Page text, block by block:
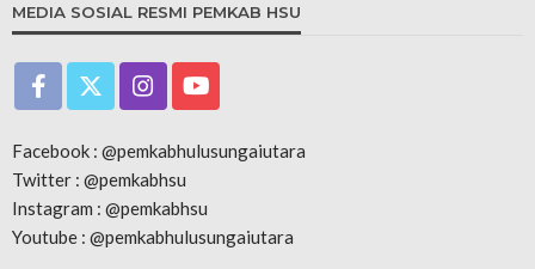
MEDIA SOSIAL RESMI PEMKAB HSU
Facebook : @pemkabhulusungaiutara
Twitter : @pemkabhsu
Instagram : @pemkabhsu
Youtube : @pemkabhulusungaiutara